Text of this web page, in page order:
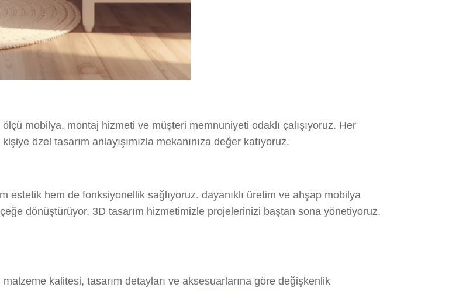
ölçü mobilya, montaj hizmeti ve müşteri memnuniyeti odaklı çalışıyoruz. Her
özel tasarım anlayışımızla mekanınıza değer katıyoruz.
estetik hem de fonksiyonellik sağlıyoruz. dayanıklı üretim ve ahşap mobilya
dönüştürüyor. 3D tasarım hizmetimizle projelerinizi baştan sona yönetiyoruz.
kalitesi, tasarım detayları ve aksesuarlarına göre değişkenlik